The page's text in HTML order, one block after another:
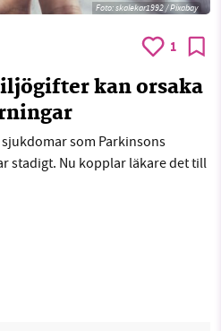
Foto:skalekar1992 / Pixabay
1
kan orsaka
som Parkinsons
stadigt. Nu kopplar läkare det till